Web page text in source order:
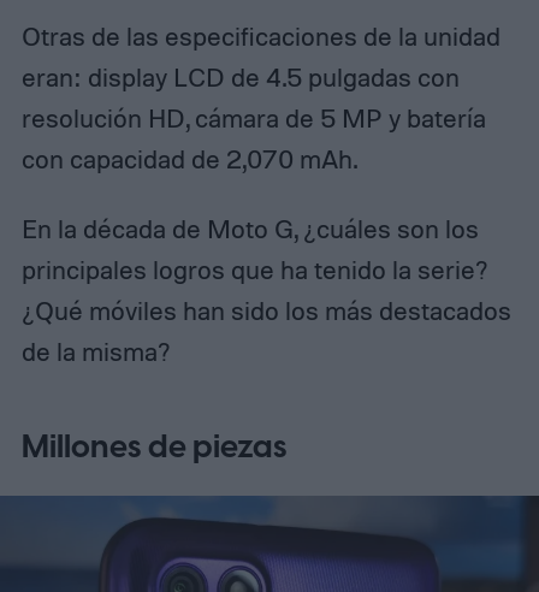
Otras de las especificaciones de la unidad
eran: display LCD de 4.5 pulgadas con
resolución HD, cámara de 5 MP y batería
con capacidad de 2,070 mAh.
En la década de Moto G, ¿cuáles son los
principales logros que ha tenido la serie?
¿Qué móviles han sido los más destacados
de la misma?
Millones de piezas